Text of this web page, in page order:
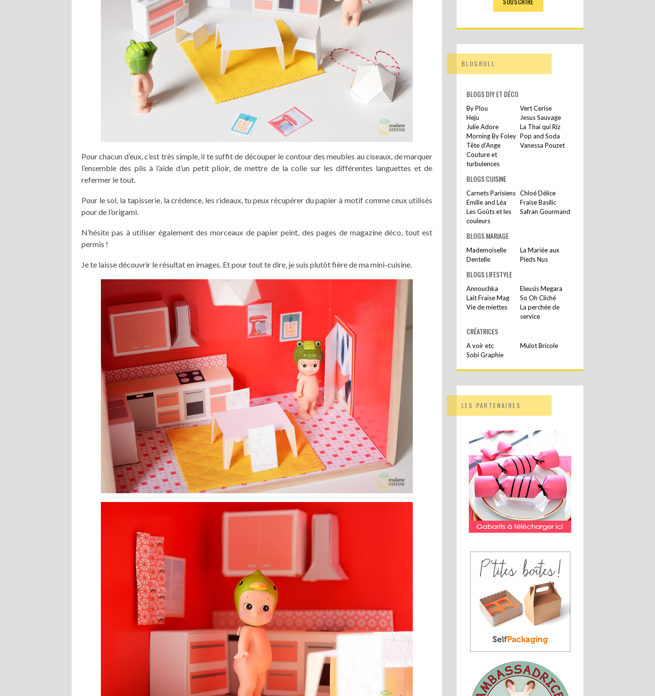
Pour chacun d’eux, c’est très simple, il te suffit de découper le contour des meubles au ciseaux, de marquer
l’ensemble des plis à l’aide d’un petit plioir, de mettre de la colle sur les différentes languettes et de
refermer le tout.
Pour le sol, la tapisserie, la crédence, les rideaux, tu peux récupérer du papier à motif comme ceux utilisés
pour de l’origami.
N’hésite pas à utiliser également des morceaux de papier peint, des pages de magazine déco, tout est
permis !
Je te laisse découvrir le résultat en images. Et pour tout te dire, je suis plutôt fière de ma mini-cuisine.
BLOGROLL
BLOGS DIY ET DÉCO
By Plou
Vert Cerise
Heju
Jesus Sauvage
Julie Adore
La Thaï qui Riz
Morning By Foley Pop and Soda
Tête d’Ange
Vanessa Pouzet
Couture et
turbulences
BLOGS CUISINE
Carnets Parisiens Chloé Délice
Emilie and Léa
Fraise Basilic
Les Goûts et les
couleurs
Safran Gourmand
BLOGS MARIAGE
Mademoiselle
Dentelle
La Mariée aux
Pieds Nus
BLOGS LIFESTYLE
Annouchka
Eleusis Megara
Lait Fraise Mag
So Oh Cliché
Vie de miettes
La perchée de
service
CRÉATRICES
A voir etc
Mulot Bricole
Sobi Graphie
LES PARTENAIRES